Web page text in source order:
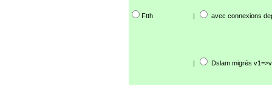
Ftth | avec connexions
| Dslam migrés